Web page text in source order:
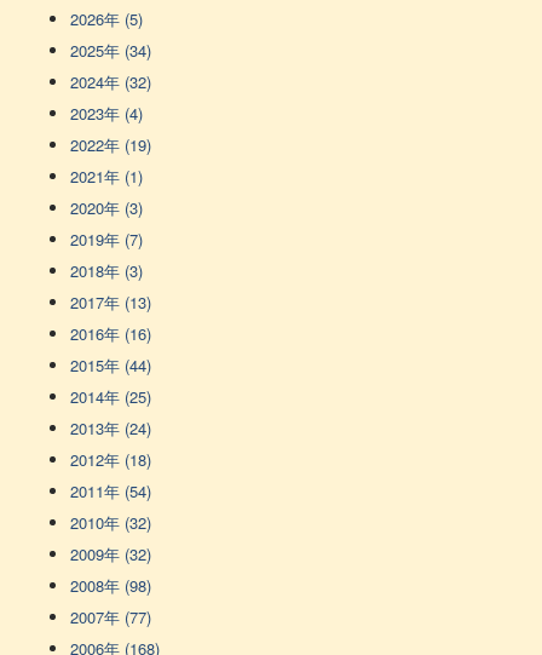
2026年 (5)
2025年 (34)
2024年 (32)
2023年 (4)
2022年 (19)
2021年 (1)
2020年 (3)
2019年 (7)
2018年 (3)
2017年 (13)
2016年 (16)
2015年 (44)
2014年 (25)
2013年 (24)
2012年 (18)
2011年 (54)
2010年 (32)
2009年 (32)
2008年 (98)
2007年 (77)
2006年 (168)